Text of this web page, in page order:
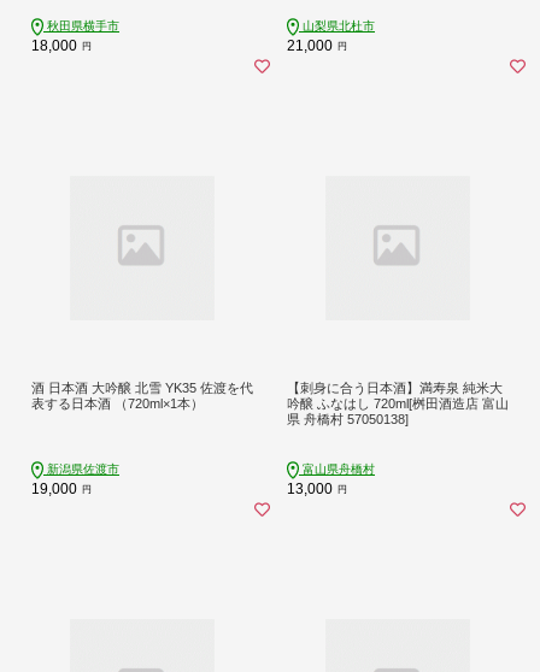
秋田県横手市
18,000 円
山梨県北杜市
21,000 円
酒 日本酒 大吟醸 北雪 YK35 佐渡を代
表する日本酒 （720ml×1本）
新潟県佐渡市
19,000 円
【刺身に合う日本酒】満寿泉 純米大
吟醸 ふなはし 720ml[桝田酒造店 富山
県 舟橋村 57050138]
富山県舟橋村
13,000 円